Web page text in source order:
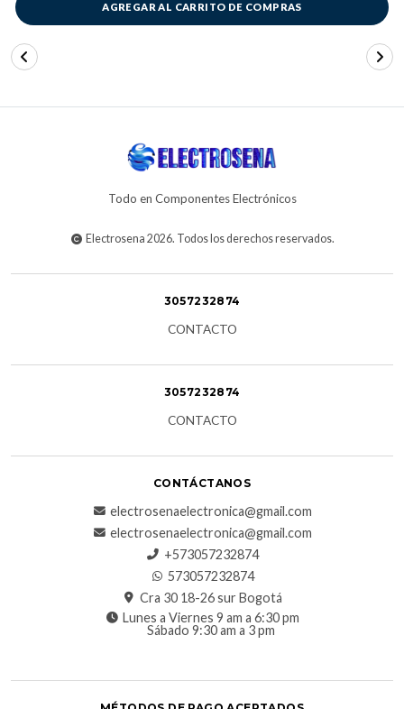
AGREGAR AL CARRITO DE COMPRAS
Todo en Componentes Electrónicos
Electrosena 2026. Todos los derechos reservados.
3057232874
CONTACTO
3057232874
CONTACTO
CONTÁCTANOS
electrosenaelectronica@gmail.com
electrosenaelectronica@gmail.com
+573057232874
573057232874
Cra 30 18-26 sur Bogotá
Lunes a Viernes 9 am a 6:30 pm
Sábado 9:30 am a 3 pm